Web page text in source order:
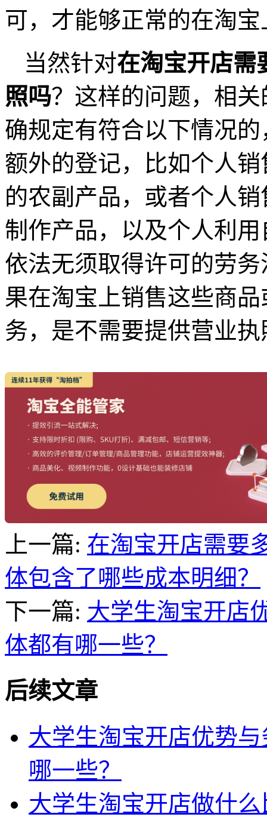
可，才能够正常的在淘
当然针对在淘宝开店需
照吗？这样的问题，相
确规定有符合以下情况
额外的登记，比如个人
的农副产品，或者个人
制作产品，以及个人利
依法无须取得许可的劳
果在淘宝上销售这些商
务，是不需要提供营业执
上一篇: 在淘宝开店需要
体包含了哪些成本明细？
下一篇: 大学生淘宝开店
体都有哪一些？
后续文章
大学生淘宝开店优势
哪一些？
大学生淘宝开店做什